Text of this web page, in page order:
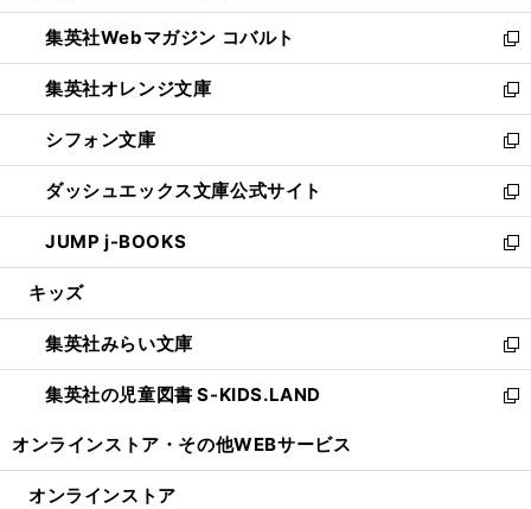
開
く
ウ
で
開
く
ン
ド
ウ
で
開
く
ウ
ィ
ン
ド
ウ
で
開
く
集英社Webマガジン コバルト
新
し
い
ウ
ィ
ン
ド
ウ
で
開
集英社オレンジ文庫
新
し
い
ウ
ィ
ン
ド
ウ
開
く
シフォン文庫
新
し
い
ウ
ィ
ン
ウ
で
開
く
ダッシュエックス文庫公式サイト
新
し
い
ウ
ン
ド
ウ
で
JUMP j-BOOKS
新
し
ウ
ィ
ン
ド
開
キッズ
集英社みらい文庫
新
し
い
ン
集英社の児童図書 S-KIDS.LAND
新
ウ
オンラインストア・ その他WEBサービス
オンラインストア